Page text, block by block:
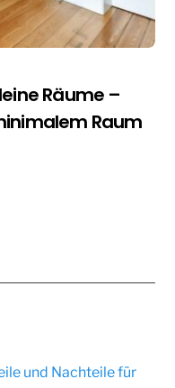
Räume –
Raum
und Nachteile für